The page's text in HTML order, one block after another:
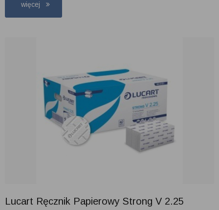
więcej
Lucart Ręcznik Papierowy Strong V 2.25